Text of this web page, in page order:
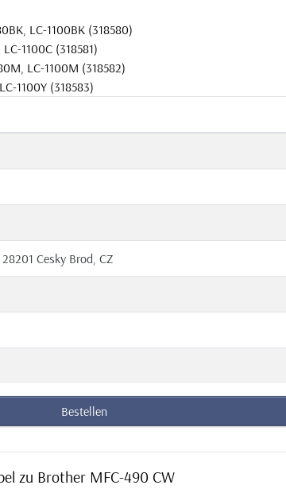
LC-1100BK (318580)
1100C (318581)
LC-1100M (318582)
1100Y (318583)
Cesky Brod, CZ
Bestellen
zu Brother MFC-490 CW